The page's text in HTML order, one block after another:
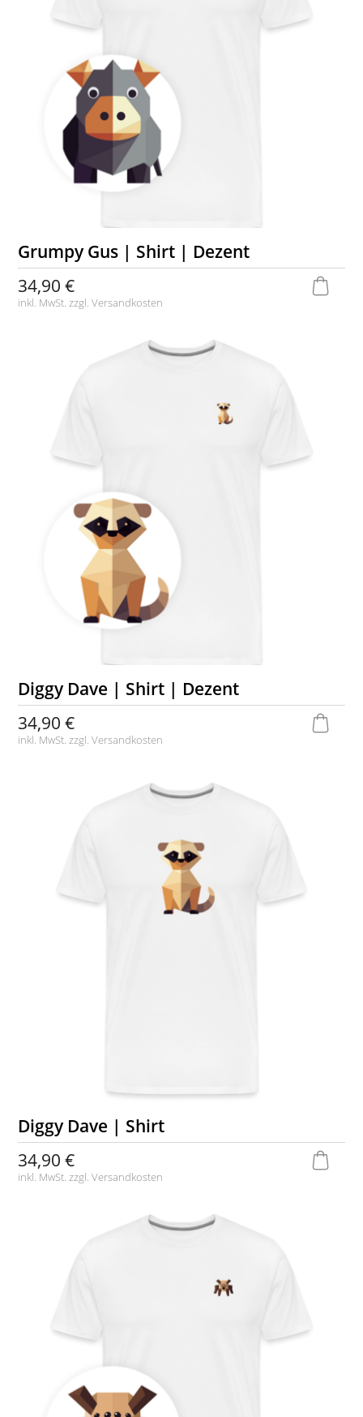
Grumpy Gus | Shirt | Dezent
34,90 €
inkl. MwSt. zzgl.Versandkosten
Diggy Dave | Shirt | Dezent
34,90 €
inkl. MwSt. zzgl.Versandkosten
Diggy Dave | Shirt
34,90 €
inkl. MwSt. zzgl.Versandkosten